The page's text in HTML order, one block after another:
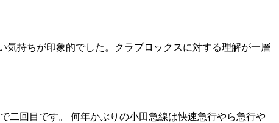
持ちが印象的でした。クラプロックスに対する理解が一層
二回目です。 何年かぶりの小田急線は快速急行やら急行や